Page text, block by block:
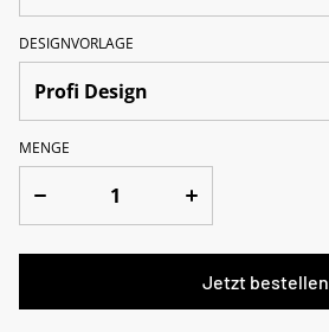
DESIGNVORLAGE
MENGE
Jetzt bestellen